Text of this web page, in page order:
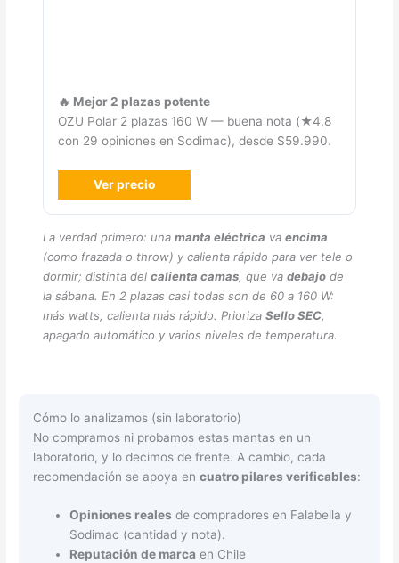
🔥 Mejor 2 plazas potente
OZU Polar 2 plazas 160 W — buena nota (★4,8
con 29 opiniones en Sodimac), desde $59.990.
Ver precio
La verdad primero: unamanta eléctrica vaencima
(como frazada o throw) y calienta rápido para ver tele o
dormir; distinta delcalienta camas, que vadebajo de
la sábana. En 2 plazas casi todas son de 60 a 160 W:
más watts, calienta más rápido. PriorizaSello SEC,
apagado automático y varios niveles de temperatura.
Cómo lo analizamos (sin laboratorio)
No compramos ni probamos estas mantas en un
laboratorio, y lo decimos de frente. A cambio, cada
recomendación se apoya encuatro pilares verificables:
Opiniones reales de compradores en Falabella y
Sodimac (cantidad y nota).
Reputación de marca en Chile